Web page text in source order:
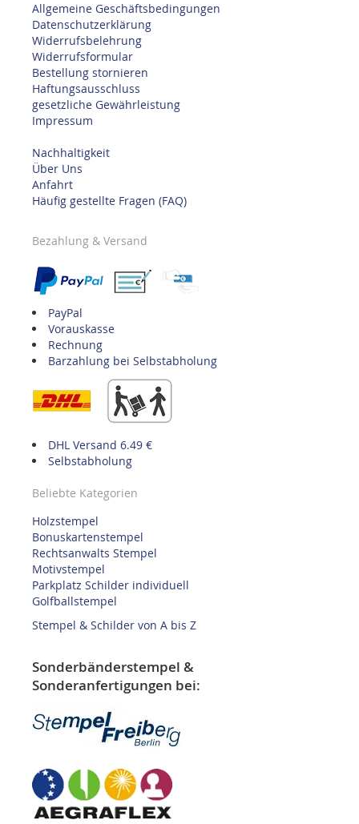
Allgemeine Geschäftsbedingungen
Datenschutzerklärung
Widerrufsbelehrung
Widerrufsformular
Bestellung stornieren
Haftungsausschluss
gesetzliche Gewährleistung
Impressum
Nachhaltigkeit
Über Uns
Anfahrt
Häufig gestellte Fragen (FAQ)
Bezahlung & Versand
PayPal
Vorauskasse
Rechnung
Barzahlung bei Selbstabholung
DHL Versand 6.49 €
Selbstabholung
Beliebte Kategorien
Holzstempel
Bonuskartenstempel
Rechtsanwalts Stempel
Motivstempel
Parkplatz Schilder individuell
Golfballstempel
Stempel & Schilder von A bis Z
Sonderbänderstempel &
Sonderanfertigungen bei: